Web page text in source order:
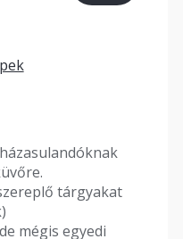
tárgyakat
mégis egyedi